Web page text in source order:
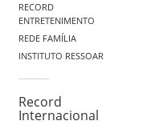
RECORD
ENTRETENIMENTO
REDE FAMÍLIA
INSTITUTO RESSOAR
Record
Internacional